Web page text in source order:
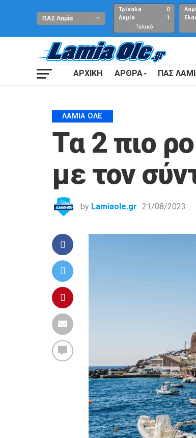
Τρίκαλα
Λαμία
0
1
Τελικό
αποτέλεσμα
ΑΡΧΙΚΗ ΑΡΘΡΑ ΠΑΣ
ΛΑΜΙΑ ΟΛΕ
Τα 2 πιο
με τον
by Lamiaole.gr 21/08/2023